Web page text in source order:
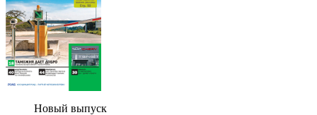
Новый выпуск